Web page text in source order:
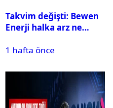
Takvim değişti: Bewen
Enerji halka arz ne
1 hafta önce